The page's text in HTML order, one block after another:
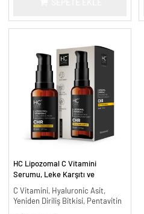
HC Lipozomal C Vitamini
Serumu, Leke Karşıtı ve
C Vitamini, Hyaluronic Asit,
Yeniden Diriliş Bitkisi, Pentavitin